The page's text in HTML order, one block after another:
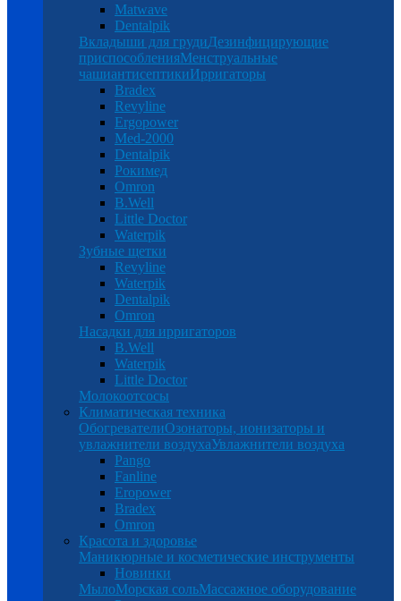
Matwave
Dentalpik
Вкладыши для грудиДезинфицирующие
приспособленияМенструальные
чашиантисептикиИрригаторы
Bradex
Revyline
Ergopower
Med-2000
Dentalpik
Рокимед
Omron
B.Well
Little Doctor
Waterpik
Зубные щетки
Revyline
Waterpik
Dentalpik
Omron
Насадки для ирригаторов
B.Well
Waterpik
Little Doctor
Молокоотсосы
Климатическая техника
ОбогревателиОзонаторы, ионизаторы и
увлажнители воздухаУвлажнители воздуха
Pango
Fanline
Eropower
Bradex
Omron
Красота и здоровье
Маникюрные и косметические инструменты
Новинки
МылоМорская сольМассажное оборудование